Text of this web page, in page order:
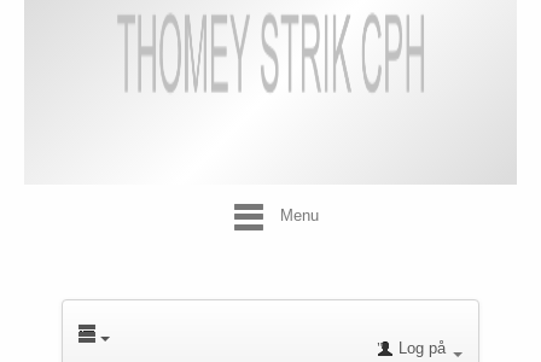
Menu
Log på